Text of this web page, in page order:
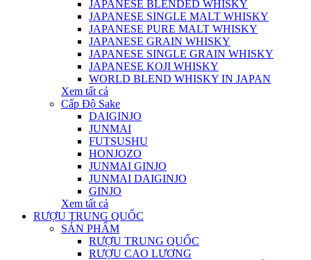
JAPANESE BLENDED WHISKY
JAPANESE SINGLE MALT WHISKY
JAPANESE PURE MALT WHISKY
JAPANESE GRAIN WHISKY
JAPANESE SINGLE GRAIN WHISKY
JAPANESE KOJI WHISKY
WORLD BLEND WHISKY IN JAPAN
Xem tất cả
Cấp Độ Sake
DAIGINJO
JUNMAI
FUTSUSHU
HONJOZO
JUNMAI GINJO
JUNMAI DAIGINJO
GINJO
Xem tất cả
RƯỢU TRUNG QUỐC
SẢN PHẨM
RƯỢU TRUNG QUỐC
RƯỢU CAO LƯƠNG